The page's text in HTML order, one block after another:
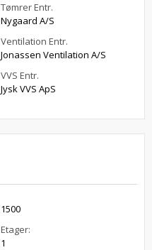
Tømrer Entr.
Nygaard A/S
Ventilation Entr.
Jonassen Ventilation A/S
VVS Entr.
Jysk VVS ApS
1500
Etager:
1